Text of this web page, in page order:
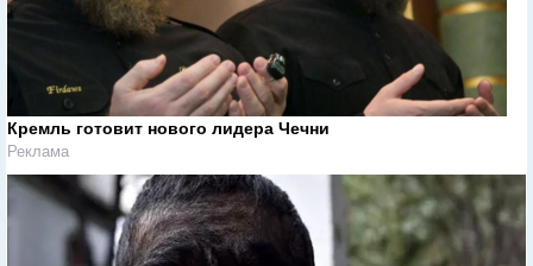
Кремль готовит нового лидера Чечни
Реклама